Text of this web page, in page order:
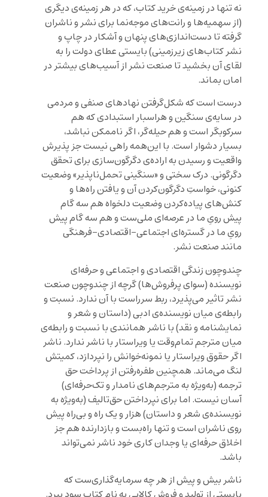
نه تنها در زمینه‌ی خرید کتاب، که در هر زمینه‌ی دیگری
(از سهمیه‌ها و رانت‌های موجه‌نما برای نشر و ناشران
گرفته تا دست‌اندازی‌های پنهان و آشکار در چاپ و
نشر کتاب‌های زیرزمینی) بایستی عطای دولت را به
لقای آن بخشید تا صنعت نشر از آسیب‌های بیشتر در
امان بماند.
درست است که شکل‌گرفتن نهادهای صنفی و مردمی
در سایه‌ی سنگین و هراسبار استبدادی که هم
سرکوبگر است و هم حیله‌گر، اگر ناممکن نباشد،
بسیار دشوار است. با این‌همه راهی نیست جز پذیرش
واقعیت و رسیدن به اراده‌ی دگرگون‌سازی برای تحقق
دگرگونی. درک سختی و «سنگینی تحمل‌ناپذیر» وضعیت
کنونی، خواستِ دگرگون‌کردن آن و یافتن راه‌ها و
کنش‌های پیاده‌کردن وضعیت دلخواه هم سه گام
پیش رویِ ما در عرصه‌ای ملی‌ست و هم سه گام پیش
رویِ ما در گستره‌ای اجتماعی-اقتصادی-فرهنگی
مانند صنعت نشر.
چندوچون زندگی اقتصادی و اجتماعی و حرفه‌ای
نویسنده (سوای پرفروش‌ها) گرچه از چندوچون صنعت
نشر تاثیر می‌پذیرد، ربط سرراست با آن ندارد. نسبت و
رابطه‌ی میان نویسنده‌ی ادبی (داستان و شعر و
نمایشنامه و نقد) با ناشر همانندی با نسبت و رابطه‌ی
میان مترجم تمام‌وقت یا ویراستار با ناشر ندارد. ناشر
اگر حقوق ویراستار یا نمونه‌خوانش را نپردازد، کمیتش
لنگ می‌ماند. همچنین طفره‌رفتن از پرداخت حق
ترجمه (به‌ویژه به مترجم‌های نامدار و تک‌حرفه‌ای)
آسان نیست. اما برای نپرداختن حق‌تالیف (به‌ویژه به
نویسنده‌ی شعر و داستان) هزار و یک راه و بی‌راه پیش
روی ناشران است و تنها راه‌بست و بازدارنده هم جز
اخلاق حرفه‌ای یا وجدان کاری خود ناشر نمی‌تواند
باشد.
ناشر بیش و پیش از هر چه سرمایه‌گذاری‌ست که